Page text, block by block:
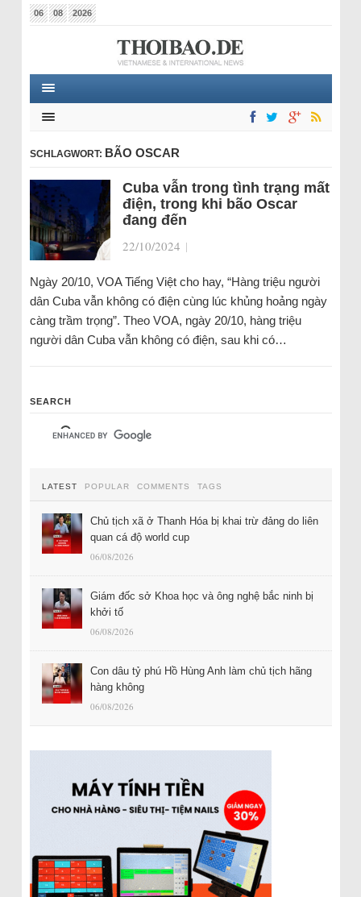
06 08 2026
SCHLAGWORT: BÃO OSCAR
Cuba vẫn trong tình trạng mất
điện, trong khi bão Oscar
đang đến
22/10/2024 |
Ngày 20/10, VOA Tiếng Việt cho hay, “Hàng triệu người
dân Cuba vẫn không có điện cùng lúc khủng hoảng ngày
càng trầm trọng”. Theo VOA, ngày 20/10, hàng triệu
người dân Cuba vẫn không có điện, sau khi có…
SEARCH
LATEST POPULAR COMMENTS TAGS
Chủ tịch xã ở Thanh Hóa bị khai trừ đảng do liên
quan cá độ world cup
06/08/2026
Giám đốc sở Khoa học và ông nghệ bắc ninh bị
khởi tố
06/08/2026
Con dâu tỷ phú Hồ Hùng Anh làm chủ tịch hãng
hàng không
06/08/2026